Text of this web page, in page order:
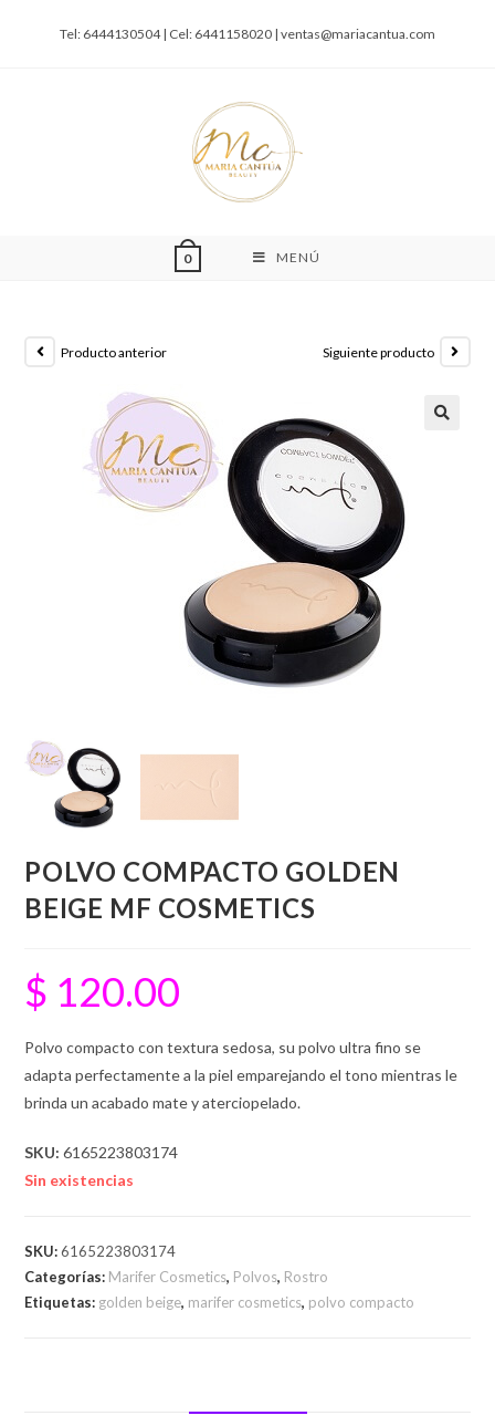
Tel: 6444130504 | Cel: 6441158020 | ventas@mariacantua.com
0 MENÚ
Producto anterior Siguiente producto
POLVO COMPACTO GOLDEN
BEIGE MF COSMETICS
$ 120.00
Polvo compacto con textura sedosa, su polvo ultra fino se
adapta perfectamente a la piel emparejando el tono mientras le
brinda un acabado mate y aterciopelado.
SKU: 6165223803174
Sin existencias
SKU:6165223803174
Categorías: Marifer Cosmetics, Polvos, Rostro
Etiquetas: golden beige, marifer cosmetics, polvo compacto